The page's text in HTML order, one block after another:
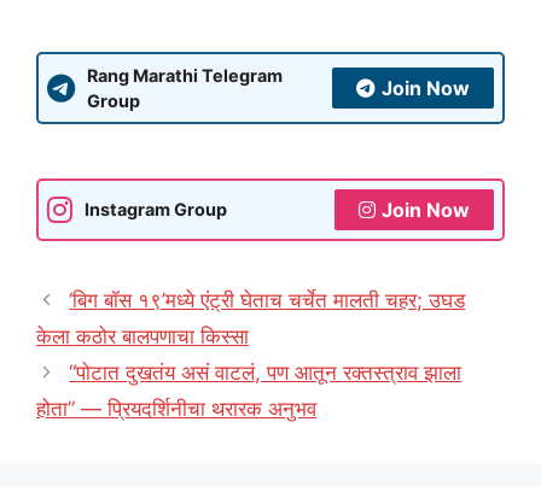
Rang Marathi Telegram
Group
Join Now
Instagram Group Join Now
‘बिग बॉस १९’मध्ये एंट्री घेताच चर्चेत मालती चहर; उघड
केला कठोर बालपणाचा किस्सा
“पोटात दुखतंय असं वाटलं, पण आतून रक्तस्त्राव झाला
होता” — प्रियदर्शिनीचा थरारक अनुभव